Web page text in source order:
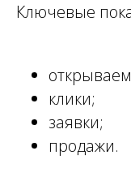
Ключевые
клики;
заявки;
продажи.